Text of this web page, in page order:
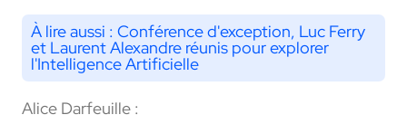
À lire aussi : Conférence d'exception, Luc Ferry
et Laurent Alexandre réunis pour explorer
l'Intelligence Artificielle
Alice Darfeuille :